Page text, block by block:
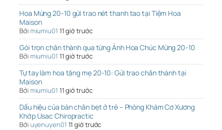
Hoa Mừng 20-10 gửi trao nét thanh tao tại Tiệm Hoa
Maison
Bởi miumiu01 11 giờ trước
Gói trọn chân thành qua từng Ảnh Hoa Chúc Mừng 20-10
Bởi miumiu01 11 giờ trước
Tự tay làm hoa tặng mẹ 20-10: Gửi trao chân thành tại
Maison
Bởi miumiu01 11 giờ trước
Dấu hiệu của bàn chân bẹt ở trẻ – Phòng Khám Cơ Xương
Khớp Usac Chiropractic
Bởi uyenuyen01 11 giờ trước